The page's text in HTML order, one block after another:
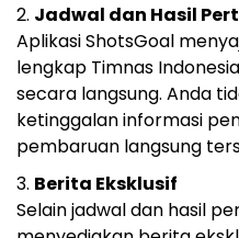
Jadwal dan Hasil
Aplikasi ShotsGoal
lengkap Timnas
secara langsung. Anda
ketinggalan informasi
pembaruan langsung
Berita Eksklusif
Selain jadwal dan hasil